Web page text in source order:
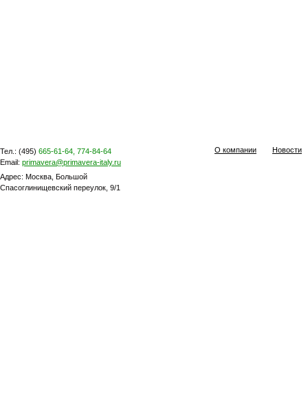
Тел.: (495) 665-61-64, 774-84-64
Email: primavera@primavera-italy.ru
Адрес: Москва, Большой
Спасоглинищевский переулок, 9/1
О компании Новости